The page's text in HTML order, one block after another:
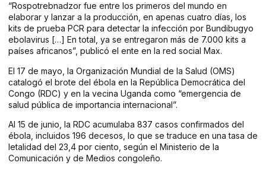
“Rospotrebnadzor fue entre los primeros del mundo en
elaborar y lanzar a la producción, en apenas cuatro días, los
kits de prueba PCR para detectar la infección por Bundibugyo
ebolavirus […] En total, ya se entregaron más de 7.000 kits a
países africanos”, publicó el ente en la red social Max.
El 17 de mayo, la Organización Mundial de la Salud (OMS)
catalogó el brote del ébola en la República Democrática del
Congo (RDC) y en la vecina Uganda como “emergencia de
salud pública de importancia internacional”.
Al 15 de junio, la RDC acumulaba 837 casos confirmados del
ébola, incluidos 196 decesos, lo que se traduce en una tasa de
letalidad del 23,4 por ciento, según el Ministerio de la
Comunicación y de Medios congoleño.